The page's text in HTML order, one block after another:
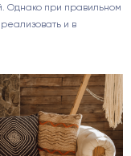
Однако при правильном
и в